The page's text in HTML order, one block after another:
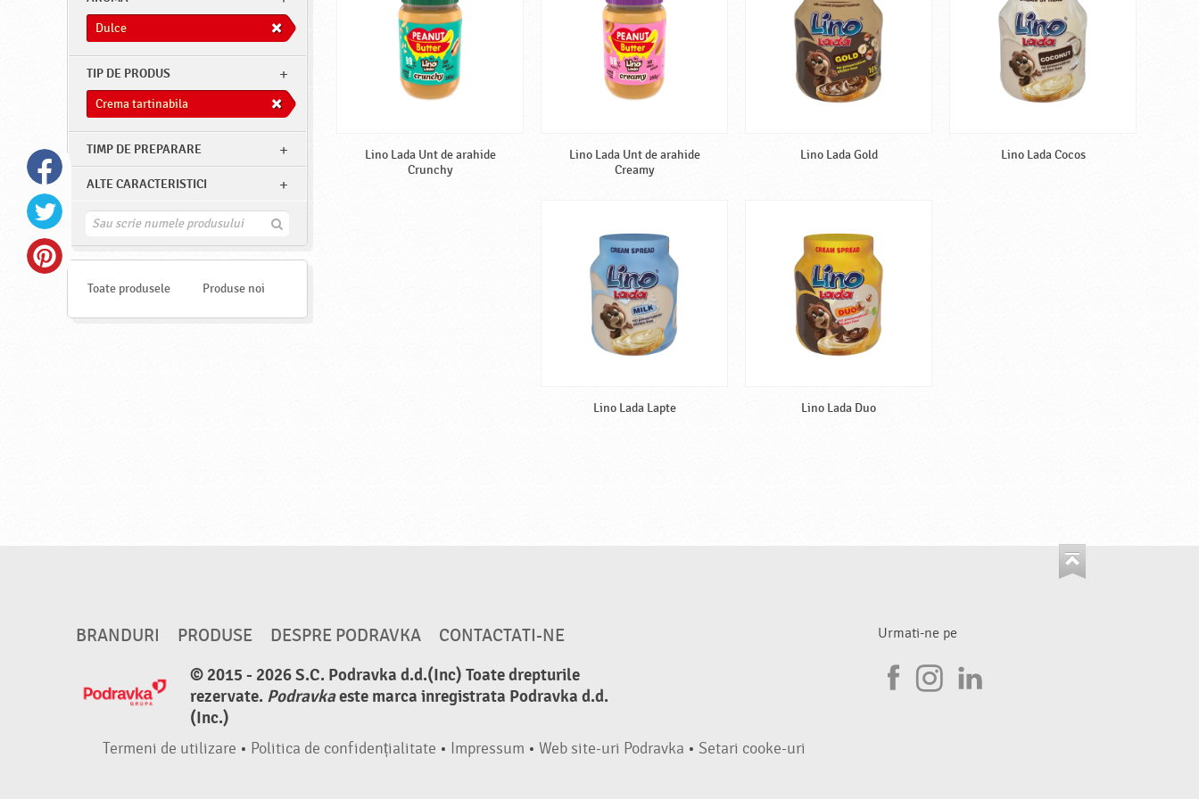
Dulce
TIP DE PRODUS
Crema tartinabila
TIMP DE PREPARARE
ALTE CARACTERISTICI
G
e
Toate produsele Produse noi
Lino Lada Unt de arahide
Crunchy
Lino Lada Unt de arahide
Creamy
Lino Lada Gold Lino Lada Cocos
Lino Lada Lapte Lino Lada Duo
BRANDURI PRODUSE DESPRE PODRAVKA
CONTACTATI-NE
© 2015 - 2026 S.C. Podravka d.d.(Inc) Toate drepturile
rezervate. Podravkaeste marca inregistrata Podravka d.d.
(Inc.)
Termeni de utilizare • Politica de confidențialitate • Impressum • Web site-uri Podravka • Setari cooke-uri
Urmati-ne pe
I